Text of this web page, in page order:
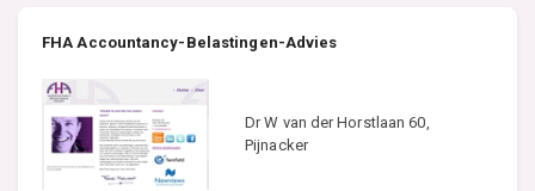
FHA Accountancy-Belastingen-Advies
Dr W van der Horstlaan 60,
Pijnacker